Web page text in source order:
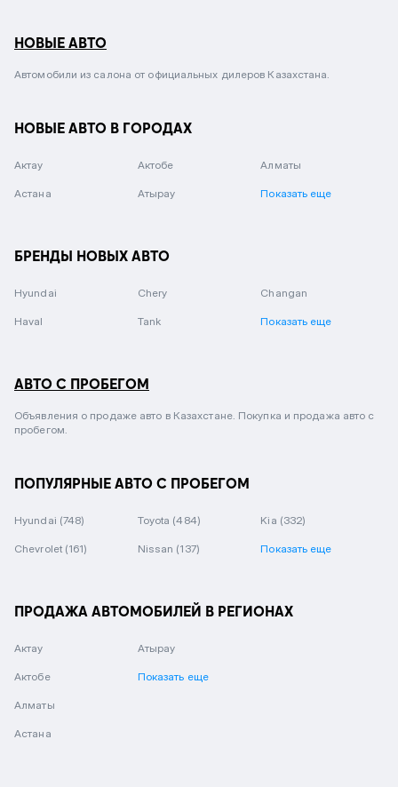
НОВЫЕ АВТО
Автомобили из салона от официальных дилеров Казахстана.
НОВЫЕ АВТО В ГОРОДАХ
Актау Актобе Алматы
Астана Атырау Показать еще
БРЕНДЫ НОВЫХ АВТО
Hyundai Chery Changan
Haval Tank Показать еще
АВТО С ПРОБЕГОМ
Объявления о продаже авто в Казахстане. Покупка и продажа авто с
пробегом.
ПОПУЛЯРНЫЕ АВТО С ПРОБЕГОМ
Hyundai (748) Toyota (484) Kia (332)
Chevrolet (161) Nissan (137) Показать еще
ПРОДАЖА АВТОМОБИЛЕЙ В РЕГИОНАХ
Актау
Актобе
Алматы
Астана
Атырау
Показать еще